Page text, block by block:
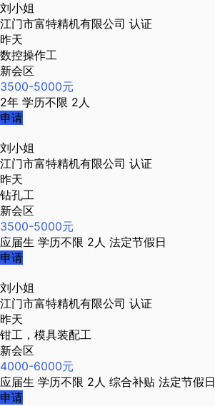
刘小姐
江门市富特精机有限公司 认证
昨天
数控操作工
新会区
3500-5000元
2年 学历不限 2人
申请
刘小姐
江门市富特精机有限公司 认证
昨天
钻孔工
新会区
3500-5000元
应届生 学历不限 2人 法定节假日
申请
刘小姐
江门市富特精机有限公司 认证
昨天
钳工，模具装配工
新会区
4000-6000元
应届生 学历不限 2人 综合补贴 法定节假日
申请